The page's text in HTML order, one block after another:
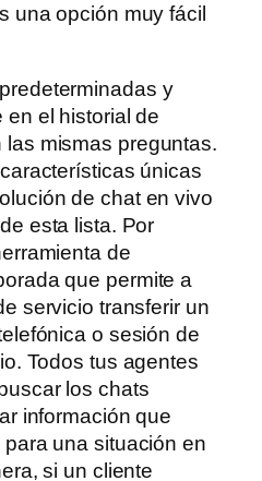
una opción muy fácil
y
el historial de
mismas preguntas.
únicas
de chat en vivo
esta lista. Por
de
que permite a
servicio transferir un
o sesión de
Todos tus agentes
los chats
información que
una situación en
si un cliente